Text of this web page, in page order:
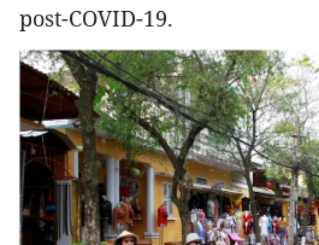
post-COVID-19.